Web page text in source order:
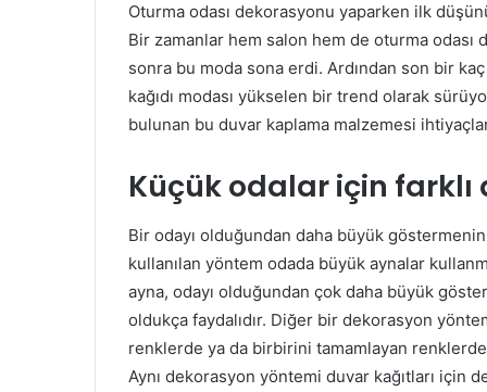
Oturma odası dekorasyonu yaparken ilk
Bir zamanlar hem salon hem de oturma odası
sonra bu moda sona erdi. Ardından son bir
kağıdı modası yükselen bir trend olarak
bulunan bu duvar kaplama malzemesi
Küçük odalar için farklı
Bir odayı olduğundan daha büyük
kullanılan yöntem odada büyük aynalar
ayna, odayı olduğundan çok daha büyük
oldukça faydalıdır. Diğer bir dekorasyon
renklerde ya da birbirini tamamlayan
Aynı dekorasyon yöntemi duvar kağıtları için